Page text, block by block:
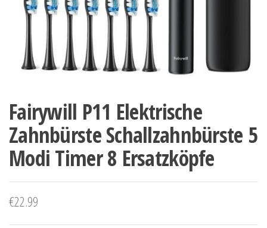
Fairywill P11 Elektrische
Zahnbürste Schallzahnbürste 5
Modi Timer 8 Ersatzköpfe
€22.99